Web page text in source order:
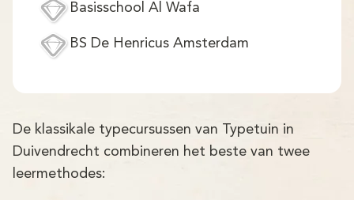
Basisschool Al Wafa
BS De Henricus Amsterdam
De klassikale typecursussen van Typetuin in
Duivendrecht combineren het beste van twee
leermethodes: